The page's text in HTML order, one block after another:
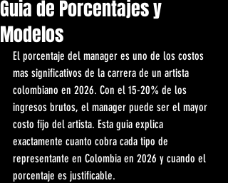
Guia de Porcentajes y
Modelos
El porcentaje del manager es uno de los costos
mas significativos de la carrera de un artista
colombiano en 2026. Con el 15-20% de los
ingresos brutos, el manager puede ser el mayor
costo fijo del artista. Esta guia explica
exactamente cuanto cobra cada tipo de
representante en Colombia en 2026 y cuando el
porcentaje es justificable.